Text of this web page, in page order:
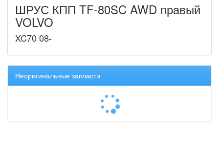
ШРУС КПП TF-80SC AWD правый
VOLVO
XC70 08-
Неоригинальные запчасти